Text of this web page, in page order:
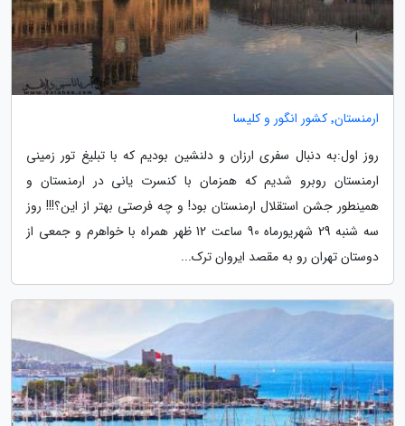
ارمنستان٬ کشور انگور و کلیسا
روز اول:به دنبال سفری ارزان و دلنشین بودیم که با تبلیغ تور زمینی
ارمنستان روبرو شدیم که همزمان با کنسرت یانی در ارمنستان و
همینطور جشن استقلال ارمنستان بود! و چه فرصتی بهتر از این؟!!! روز
سه شنبه 29 شهریورماه 90 ساعت 12 ظهر همراه با خواهرم و جمعی از
دوستان تهران رو به مقصد ایروان ترک...